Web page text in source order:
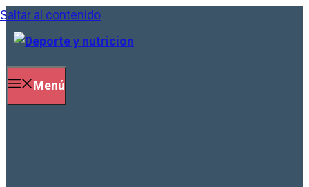
Saltar al contenido
Menú